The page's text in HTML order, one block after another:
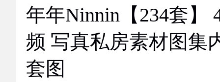
年年Ninnin【234套】
频 写真私房素材图集
套图